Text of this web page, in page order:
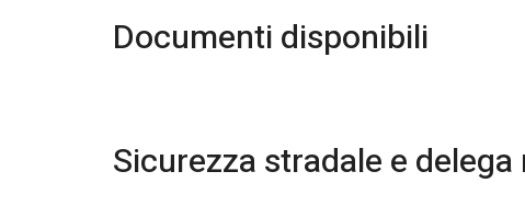
Documenti disponibili
Sicurezza stradale e